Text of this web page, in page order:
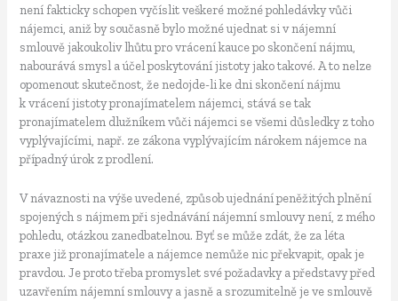
není fakticky schopen vyčíslit veškeré možné pohledávky vůči
nájemci, aniž by současně bylo možné ujednat si v nájemní
smlouvě jakoukoliv lhůtu pro vrácení kauce po skončení nájmu,
nabourává smysl a účel poskytování jistoty jako takové. A to nelze
opomenout skutečnost, že nedojde-li ke dni skončení nájmu
k vrácení jistoty pronajímatelem nájemci, stává se tak
pronajímatelem dlužníkem vůči nájemci se všemi důsledky z toho
vyplývajícími, např. ze zákona vyplývajícím nárokem nájemce na
případný úrok z prodlení.
V návaznosti na výše uvedené, způsob ujednání peněžitých plnění
spojených s nájmem při sjednávání nájemní smlouvy není, z mého
pohledu, otázkou zanedbatelnou. Byť se může zdát, že za léta
praxe již pronajímatele a nájemce nemůže nic překvapit, opak je
pravdou. Je proto třeba promyslet své požadavky a představy před
uzavřením nájemní smlouvy a jasně a srozumitelně je ve smlouvě